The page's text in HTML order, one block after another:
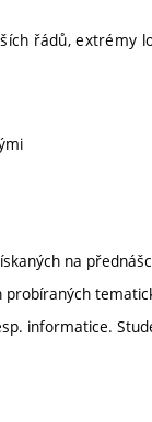
řádů, extrémy
na
informatice.